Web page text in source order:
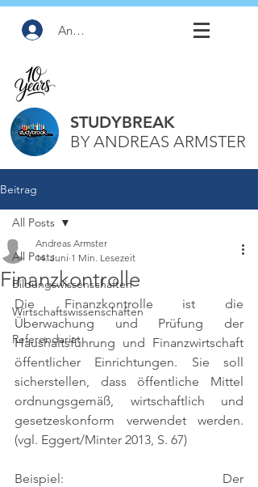
Anmelden
STUDYBREAK
BY ANDREAS ARMSTER
Beitrag
All Posts
Bildungswissenschaften
Wirtschaftswissenschaften
Referendariat
All Posts
Finanzkontrolle
Andreas Armster
14. Juni 1 Min. Lesezeit
Die Finanzkontrolle ist die
Überwachung und Prüfung der
Haushaltsführung und Finanzwirtschaft
öffentlicher Einrichtungen. Sie soll
sicherstellen, dass öffentliche Mittel
ordnungsgemäß, wirtschaftlich und
(vgl. Eggert/Minter 2013, S. 67)
Beispiel: Der